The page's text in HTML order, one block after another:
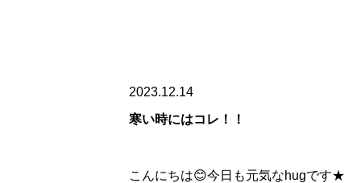
2023.12.14
寒い時にはコレ！！
こんにちは😊今日も元気なhugです★